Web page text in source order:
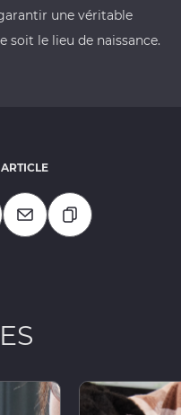
une véritable
soit le lieu de naissance.
Facebook
sur Whatsapp
Partagez par Mail
Copier l'URL